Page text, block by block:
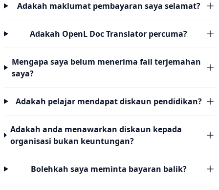
Adakah maklumat pembayaran saya selamat?
Adakah OpenL Doc Translator percuma?
Mengapa saya belum menerima fail terjemahan
saya?
Adakah pelajar mendapat diskaun pendidikan?
Adakah anda menawarkan diskaun kepada
organisasi bukan keuntungan?
Bolehkah saya meminta bayaran balik?